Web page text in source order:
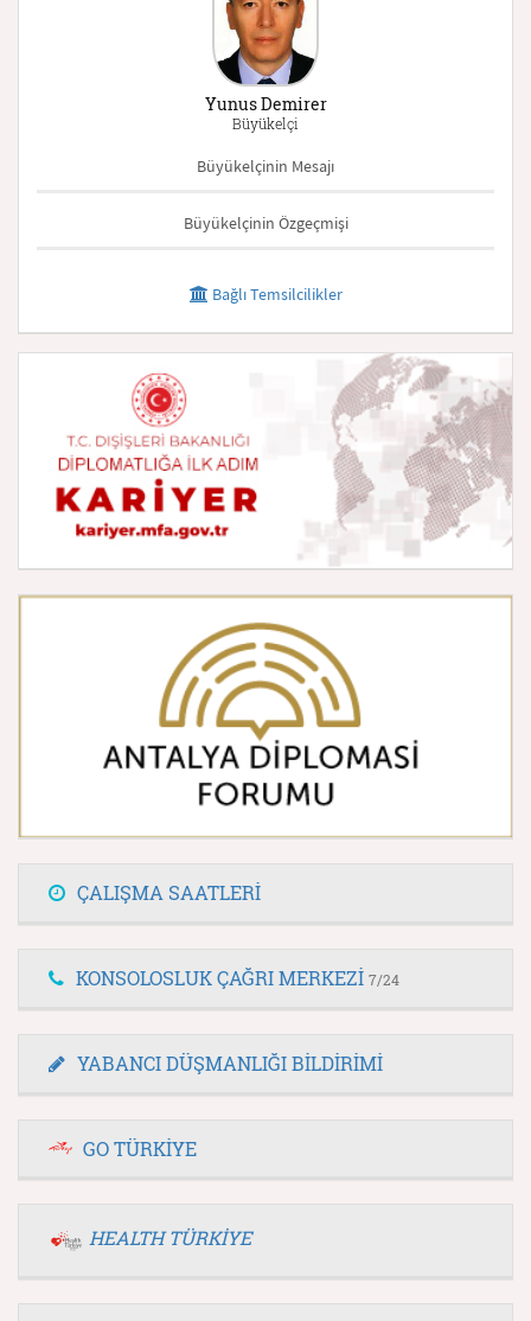
Yunus Demirer
Büyükelçi
Büyükelçinin Mesajı
Büyükelçinin Özgeçmişi
Bağlı Temsilcilikler
ÇALIŞMA SAATLERİ
KONSOLOSLUK ÇAĞRI MERKEZİ 7/24
YABANCI DÜŞMANLIĞI BİLDİRİMİ
GO TÜRKİYE
HEALTH TÜRKİYE